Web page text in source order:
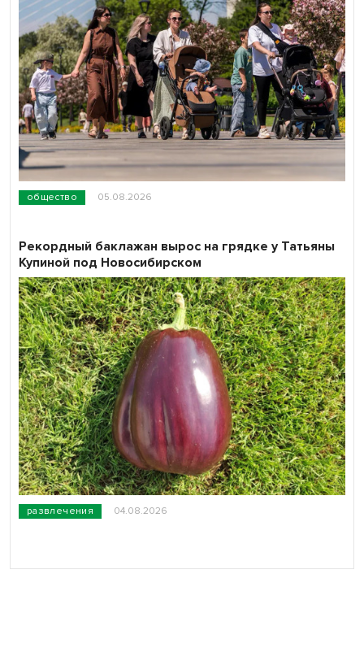
общество 05.08.2026
развлечения 04.08.2026
Рекордный баклажан вырос на грядке у Татьяны
Купиной под Новосибирском